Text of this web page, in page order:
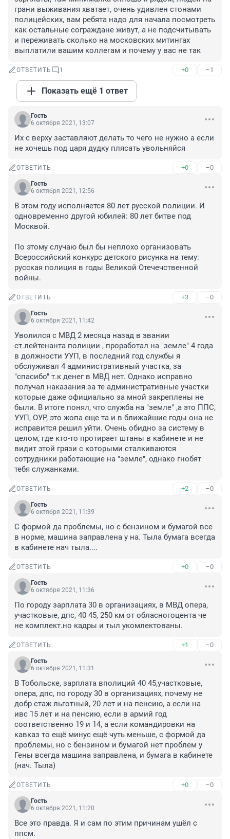
грани выживания хватает, очень удивлен стонами
полицейских, вам ребята надо для начала посмотреть
как остальные сограждане живут, а не подсчитывать
и переживать сколько на московских митингах
выплатили вашим коллегам и почему у вас не так
ОТВЕТИТЬ 1 +0 –1
Показать ещё 1 ответ
Гость
6 октября 2021, 13:07
Их с верху заставляют делать то чего не нужно а если
не хочешь под царя дудку плясать увольняйся
ОТВЕТИТЬ +0 –0
Гость
6 октября 2021, 12:56
В этом году исполняется 80 лет русской полиции. И
одновременно другой юбилей: 80 лет битве под
Москвой.
По этому случаю был бы неплохо организовать
Всероссийский конкурс детского рисунка на тему:
русская полиция в годы Великой Отечечственной
войны.
ОТВЕТИТЬ +3 –0
Гость
6 октября 2021, 11:42
Уволился с МВД 2 месяца назад в звании
ст.лейтенанта полиции , проработал на "земле" 4 года
в должности УУП, в последний год службы я
обслуживал 4 административный участка, за
"спасибо" т.к денег в МВД нет. Однако исправно
получал наказания за те административные участки
которые даже официально за мной закреплены не
были. В итоге понял, что служба на "земле" ,а это ППС,
УУП, ОУР, это жопа еще та и в ближайшие годы она не
исправится решил уйти. Очень обидно за систему в
целом, где кто-то протирает штаны в кабинете и не
видит этой грязи с которыми сталкиваются
сотрудники работающие на "земле", однако гнобят
тебя служанками.
ОТВЕТИТЬ +2 –0
Гость
6 октября 2021, 11:39
С формой да проблемы, но с бензином и бумагой все
в норме, машина заправлена у на. Тыла бумага всегда
в кабинете нач тыла....
ОТВЕТИТЬ +0 –0
Гость
6 октября 2021, 11:36
По городу зарплата 30 в организациях, в МВД опера,
участковые, дпс, 40 45, 250 км от обласногоцента че
не комплект.но кадры и тыл укомлектованы.
ОТВЕТИТЬ +1 –0
Гость
6 октября 2021, 11:31
В Тобольске, зарплата вполиций 40 45,участковые,
опера, дпс, по городу 30 в организациях, почему не
добр стаж льготный, 20 лет и на пенсию, а если на
ивс 15 лет и на пенсию, если в армий год
соответственно 19 и 14, а если командировки на
кавказ то ещё минус ещё чуть меньше, с формой да
проблемы, но с бензином и бумагой нет проблем у
Гены всегда машина заправлена, и бумага в кабинете
(нач. Тыла)
ОТВЕТИТЬ +0 –0
Гость
6 октября 2021, 11:20
Все это правда. Я и сам по этим причинам ушёл с
ппсм.